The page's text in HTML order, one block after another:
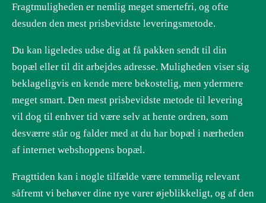
Fragtmuligheden er nemlig meget smertefri, og ofte
desuden den mest prisbevidste leveringsmetode.
Du kan ligeledes udse dig at få pakken sendt til din
bopæl eller til dit arbejdes adresse. Muligheden viser sig
beklageligvis en kende mere bekostelig, men ydermere
meget smart. Den mest prisbevidste metode til levering
vil dog til enhver tid være selv at hente ordren, som
desværre står og falder med at du har bopæl i nærheden
af internet webshoppens bopæl.
Fragttiden kan i nogle tilfælde være temmelig relevant
såfremt vi behøver dine nye varer øjeblikkeligt, og af den